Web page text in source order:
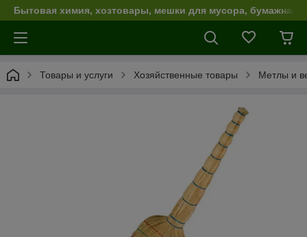
Бытовая химия, хозтовары, мешки для мусора, бумажная
Товары и услуги Хозяйственные товары Метлы и